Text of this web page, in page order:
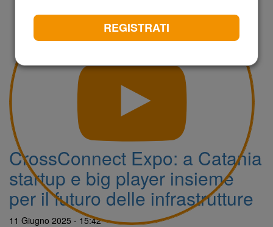
CrossConnect Expo: a Catania
startup e big player insieme
per il futuro delle infrastrutture
11 Giugno 2025 - 15:42
REGISTRATI